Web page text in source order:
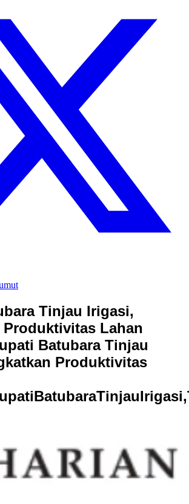
mut
Tinjau Irigasi,
Lahan
Batubara Tinjau
Produktivitas
upatiBatubaraTinjauIrigasi,